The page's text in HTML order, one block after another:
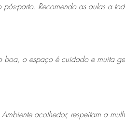
pós-parto. Recomendo as aulas a
boa, o espaço é cuidado e muita
Ambiente acolhedor, respeitam a